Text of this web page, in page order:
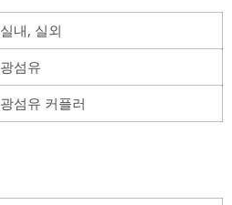
실내, 실외
광섬유
광섬유 커플러